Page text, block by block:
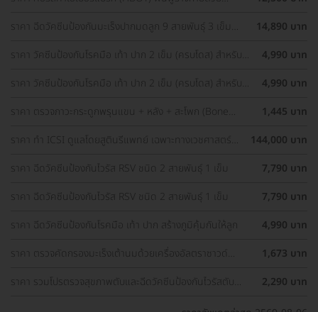
ราคา ฉีดวัคซีนป้องกันมะเร็งปากมดลูก 9 สายพันธุ์ 3 เข็ม
14,890 บาท
ราคา วัคซีนป้องกันโรคมือ เท้า ปาก 2 เข็ม (ครบโดส) สำหรับ
4,990 บาท
ราคา วัคซีนป้องกันโรคมือ เท้า ปาก 2 เข็ม (ครบโดส) สำหรับ
4,990 บาท
ราคา ตรวจภาวะกระดูกพรุนแขน + หลัง + สะโพก (Bone
1,445 บาท
ราคา ทำ ICSI ดูแลโดยสูตินรีแพทย์ เฉพาะทางเวชศาสตร์
144,000 บาท
ราคา ฉีดวัคซีนป้องกันไวรัส RSV ชนิด 2 สายพันธ์ุ 1 เข็ม
7,790 บาท
ราคา ฉีดวัคซีนป้องกันไวรัส RSV ชนิด 2 สายพันธ์ุ 1 เข็ม
7,790 บาท
ราคา ฉีดวัคซีนป้องกันโรคมือ เท้า ปาก สร้างภูมิคุ้มกันให้ลูก
4,990 บาท
ราคา ตรวจคัดกรองมะเร็งเต้านมด้วยเครื่องอัลตราซาวด์
1,673 บาท
ราคา รวมโปรตรวจสุขภาพตับและฉีดวัคซีนป้องกันไวรัสตับ
2,290 บาท